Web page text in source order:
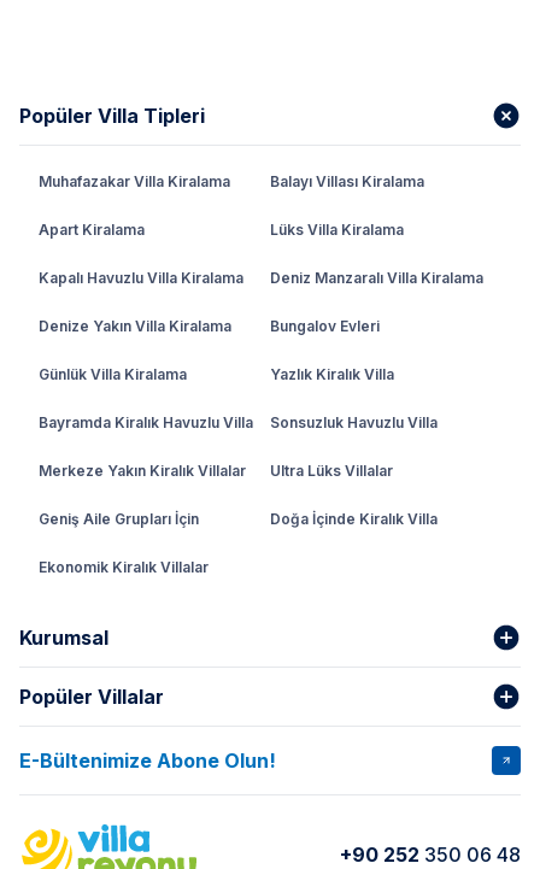
Popüler Villa Tipleri
Muhafazakar Villa Kiralama Balayı Villası Kiralama
Apart Kiralama Lüks Villa Kiralama
Kapalı Havuzlu Villa Kiralama Deniz Manzaralı Villa Kiralama
Denize Yakın Villa Kiralama Bungalov Evleri
Günlük Villa Kiralama Yazlık Kiralık Villa
Bayramda Kiralık Havuzlu Villa Sonsuzluk Havuzlu Villa
Merkeze Yakın Kiralık Villalar Ultra Lüks Villalar
Geniş Aile Grupları İçin Doğa İçinde Kiralık Villa
Ekonomik Kiralık Villalar
Kurumsal
Hakkımızda
İptal Şartları Banka Hesapları
Kurumsal Blog
Yorumlar Nasıl Kiralarım
Popüler Villalar
VİLLA SALKIM VİLLA SLAY 1
VİLLA OLENNA 1 VİLLA MERT
E-Bültenimize Abone Olun!
+90 252 350 06 48